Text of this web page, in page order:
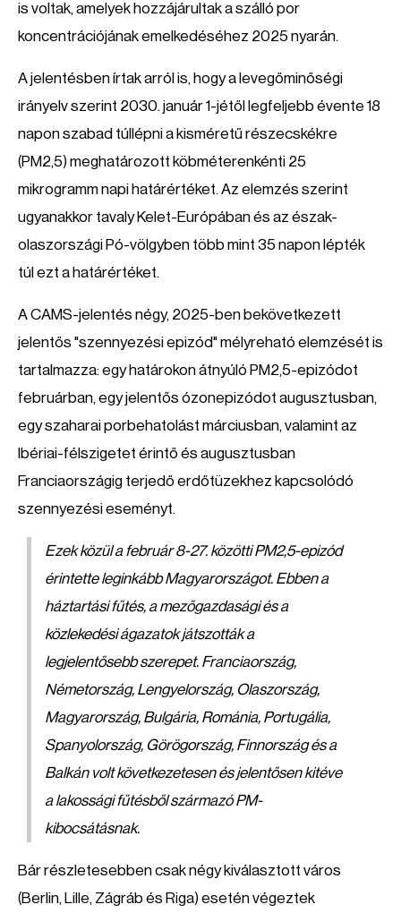
is voltak, amelyek hozzájárultak a szálló por
koncentrációjának emelkedéséhez 2025 nyarán.
A jelentésben írtak arról is, hogy a levegőminőségi
irányelv szerint 2030. január 1-jétől legfeljebb évente 18
napon szabad túllépni a kisméretű részecskékre
(PM2,5) meghatározott köbméterenkénti 25
mikrogramm napi határértéket. Az elemzés szerint
ugyanakkor tavaly Kelet-Európában és az észak-
olaszországi Pó-völgyben több mint 35 napon lépték
túl ezt a határértéket.
A CAMS-jelentés négy, 2025-ben bekövetkezett
jelentős "szennyezési epizód" mélyreható elemzését is
tartalmazza: egy határokon átnyúló PM2,5-epizódot
februárban, egy jelentős ózonepizódot augusztusban,
egy szaharai porbehatolást márciusban, valamint az
Ibériai-félszigetet érintő és augusztusban
Franciaországig terjedő erdőtüzekhez kapcsolódó
szennyezési eseményt.
Ezek közül a február 8-27. közötti PM2,5-epizód
érintette leginkább Magyarországot. Ebben a
háztartási fűtés, a mezőgazdasági és a
közlekedési ágazatok játszották a
legjelentősebb szerepet. Franciaország,
Németország, Lengyelország, Olaszország,
Magyarország, Bulgária, Románia, Portugália,
Spanyolország, Görögország, Finnország és a
Balkán volt következetesen és jelentősen kitéve
a lakossági fűtésből származó PM-
kibocsátásnak.
Bár részletesebben csak négy kiválasztott város
(Berlin, Lille, Zágráb és Riga) esetén végeztek